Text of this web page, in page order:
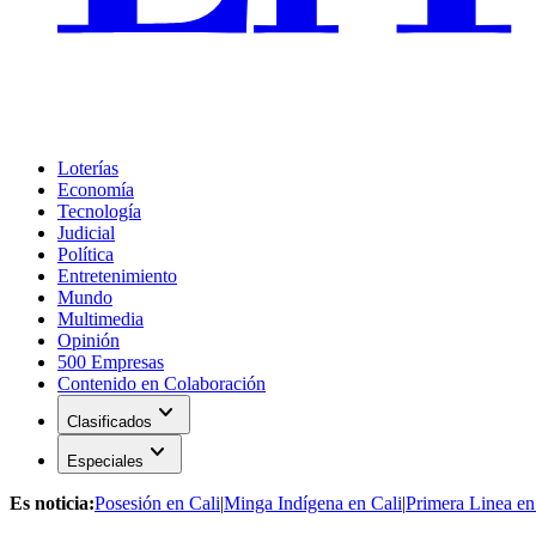
Loterías
Economía
Tecnología
Judicial
Política
Entretenimiento
Mundo
Multimedia
Opinión
500 Empresas
Contenido en Colaboración
Clasificados expand_more
Especiales expand_more
Es noticia:Posesión en Cali|Minga Indígena en Cali|Primera Linea